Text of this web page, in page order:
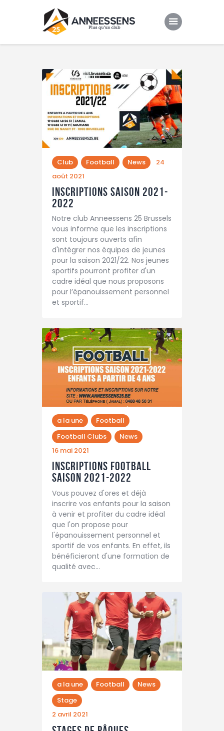
Evenements
Contacts
Club Football News
24
août 2021
Inscriptions saison 2021-
2022
Notre club Anneessens 25 Brussels
vous informe que les inscriptions
sont toujours ouverts afin
d'intégrer nos équipes de jeunes
pour la saison 2021/22. Nos jeunes
sportifs pourront profiter d'un
cadre idéal que nous proposons
pour l’épanouissement personnel
et sportif…
a la une
Football
Football Clubs
News
16 mai 2021
Inscriptions football
saison 2021-2022
Vous pouvez d'ores et déjà
inscrire vos enfants pour la saison
à venir et profiter du cadre idéal
que l'on propose pour
l'épanouissement personnel et
sportif de vos enfants. En effet, ils
bénéficieront d'une formation de
qualité avec…
a la une Football
News
Stage
2 avril 2021